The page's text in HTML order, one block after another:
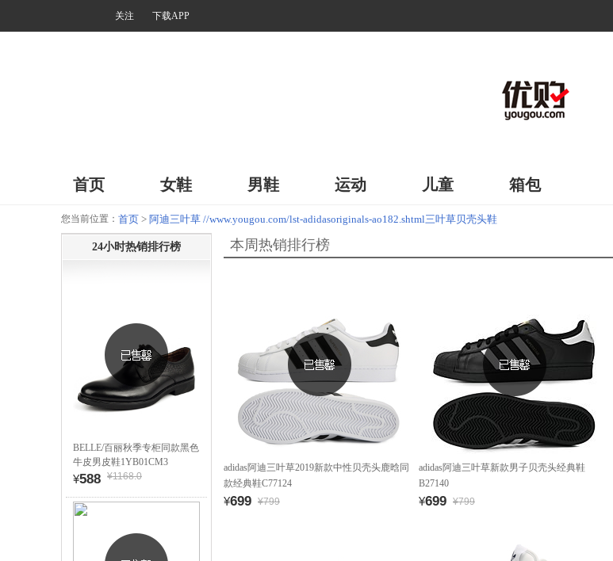
关注 下载APP
首页 女鞋 男鞋 运动 儿童 箱包
您当前位置： 首页 > 阿迪三叶草 //www.yougou.com/lst-adidasoriginals-ao182.shtml三叶草贝壳头鞋
24小时热销排行榜
BELLE/百丽秋季专柜同款黑色
牛皮男皮鞋1YB01CM3
¥588 ¥1168.0
本周热销排行榜
adidas阿迪三叶草2019新款中性贝壳头鹿晗同
款经典鞋C77124
¥699 ¥799
adidas阿迪三叶草新款男子贝壳头经典鞋
B27140
¥699 ¥799